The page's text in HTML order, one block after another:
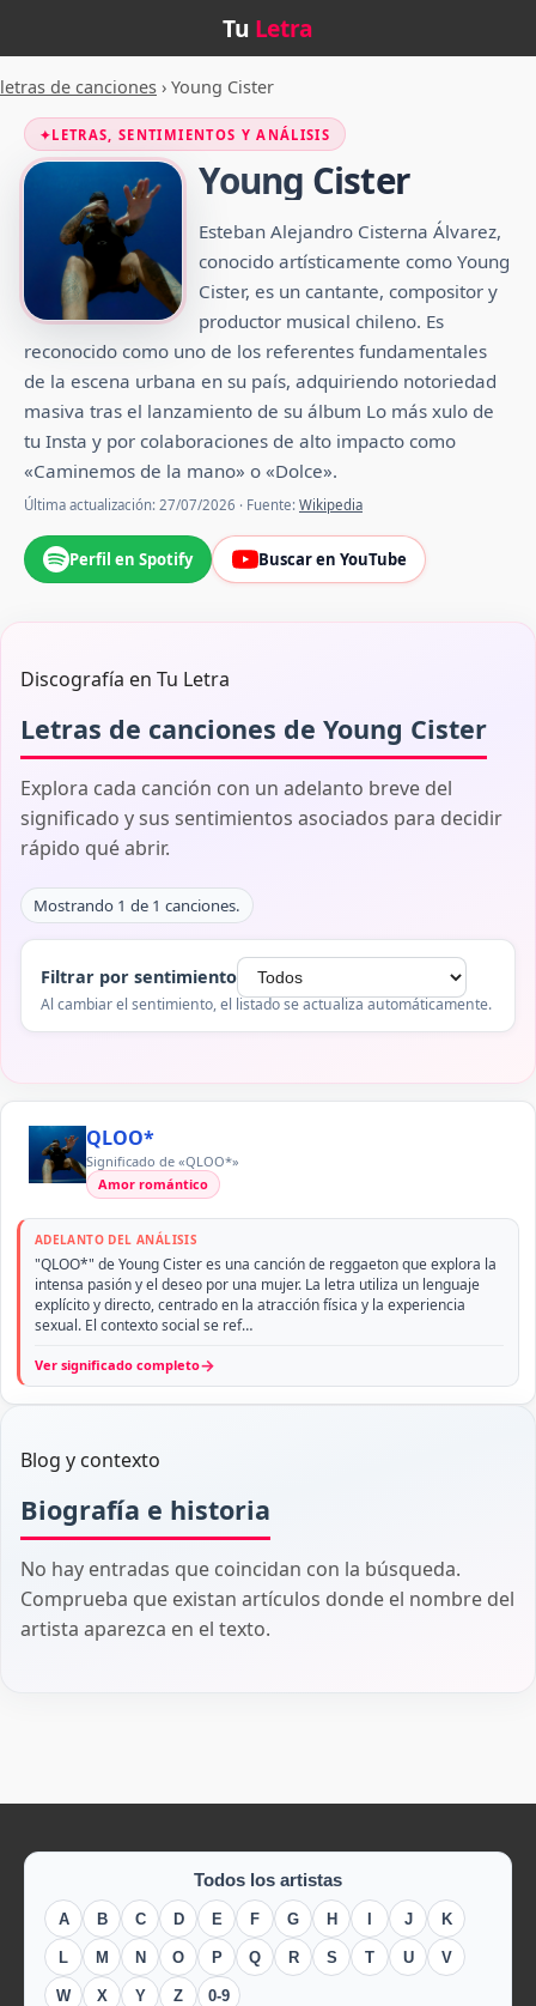
Tu Letra
letras de canciones › Young Cister
✦LETRAS, SENTIMIENTOS Y ANÁLISIS
Young Cister
Esteban Alejandro Cisterna Álvarez,
conocido artísticamente como Young
Cister, es un cantante, compositor y
productor musical chileno. Es
reconocido como uno de los referentes fundamentales
de la escena urbana en su país, adquiriendo notoriedad
masiva tras el lanzamiento de su álbum Lo más xulo de
tu Insta y por colaboraciones de alto impacto como
«Caminemos de la mano» o «Dolce».
Última actualización: 27/07/2026 · Fuente: Wikipedia
Perfil en Spotify Buscar en YouTube
Discografía en Tu Letra
Letras de canciones de Young Cister
Explora cada canción con un adelanto breve del
significado y sus sentimientos asociados para decidir
rápido qué abrir.
Mostrando 1 de 1 canciones.
Filtrar por sentimiento
Al cambiar el sentimiento, el listado se actualiza automáticamente.
QLOO*
Significado de «QLOO*»
Amor romántico
ADELANTO DEL ANÁLISIS
"QLOO*" de Young Cister es una canción de reggaeton que explora la
intensa pasión y el deseo por una mujer. La letra utiliza un lenguaje
explícito y directo, centrado en la atracción física y la experiencia
sexual. El contexto social se ref…
Ver significado completo→
Blog y contexto
Biografía e historia
No hay entradas que coincidan con la búsqueda.
Comprueba que existan artículos donde el nombre del
artista aparezca en el texto.
Todos los artistas
A B C D E F G H I J K
L M N O P Q R S T U V
W X Y Z 0-9